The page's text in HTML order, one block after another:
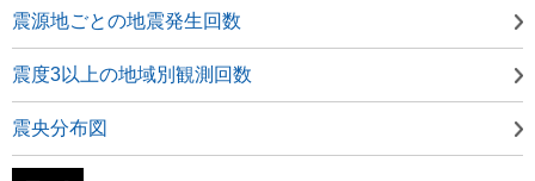
震源地ごとの地震発生回数
震度3以上の地域別観測回数
震央分布図